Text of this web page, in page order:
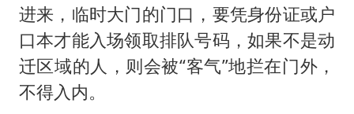
进来，临时大门的门口，要凭身份证或户
口本才能入场领取排队号码，如果不是动
迁区域的人，则会被“客气”地拦在门外，
不得入内。